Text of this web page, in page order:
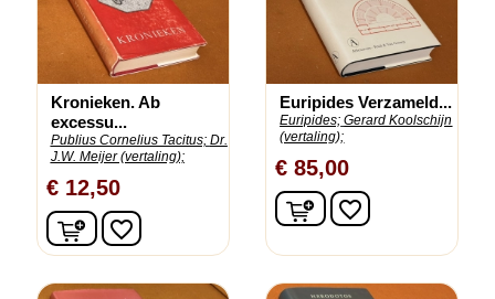
Kronieken. Ab
excessu...
Publius Cornelius Tacitus; Dr.
J.W. Meijer (vertaling);
€ 12,50
In winkelwagen
favorite_border
Euripides Verzameld...
Euripides; Gerard Koolschijn
(vertaling);
€ 85,00
In winkelwagen
favorite_border